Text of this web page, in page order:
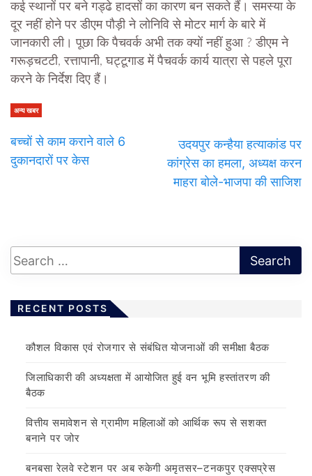
कई स्थानों पर बने गड्ढे हादसों का कारण बन सकते हैं। समस्या के
दूर नहीं होने पर डीएम पौड़ी ने लोनिवि से मोटर मार्ग के बारे में
जानकारी ली। पूछा कि पैचवर्क अभी तक क्यों नहीं हुआ ? डीएम ने
गरूड़चटटी, रत्तापानी, घट्टूगाड में पैचवर्क कार्य यात्रा से पहले पूरा
करने के निर्देश दिए हैं।
अन्य खबर
बच्चों से काम कराने वाले 6
दुकानदारों पर केस
उदयपुर कन्हैया हत्याकांड पर
कांग्रेस का हमला, अध्यक्ष करन
माहरा बोले-भाजपा की साजिश
RECENT POSTS
कौशल विकास एवं रोजगार से संबंधित योजनाओं की समीक्षा बैठक
जिलाधिकारी की अध्यक्षता में आयोजित हुई वन भूमि हस्तांतरण की
बैठक
वित्तीय समावेशन से ग्रामीण महिलाओं को आर्थिक रूप से सशक्त
बनाने पर जोर
बनबसा रेलवे स्टेशन पर अब रुकेगी अमृतसर–टनकपुर एक्सप्रेस